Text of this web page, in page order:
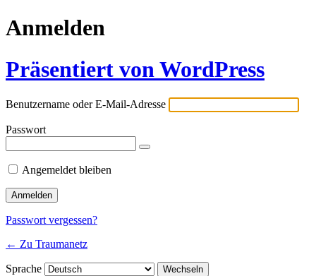
Anmelden
Präsentiert von WordPress
Benutzername oder E-Mail-Adresse
Passwort
Angemeldet bleiben
Passwort vergessen?
← Zu Traumanetz
Sprache